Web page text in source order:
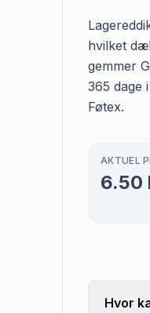
hvilket
gemmer
365 dage
Føtex.
AKTUEL
6.50
Hvor